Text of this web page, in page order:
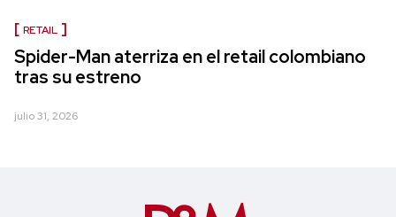
RETAIL
Spider-Man aterriza en el retail colombiano
tras su estreno
julio 31, 2026